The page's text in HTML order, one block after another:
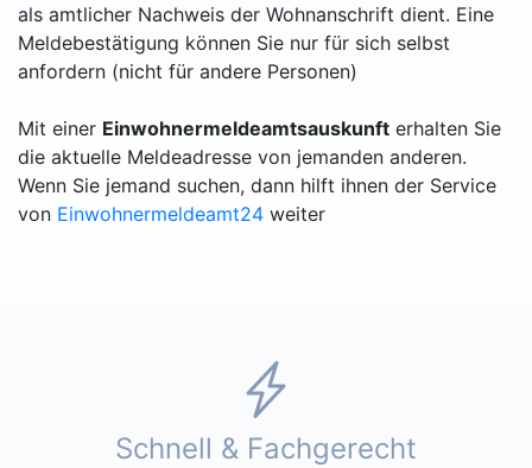
als amtlicher Nachweis der Wohnanschrift dient. Eine
Meldebestätigung können Sie nur für sich selbst
anfordern (nicht für andere Personen)
Mit einer Einwohnermeldeamtsauskunft erhalten Sie
die aktuelle Meldeadresse von jemanden anderen.
Wenn Sie jemand suchen, dann hilft ihnen der Service
von Einwohnermeldeamt24 weiter
Schnell & Fachgerecht